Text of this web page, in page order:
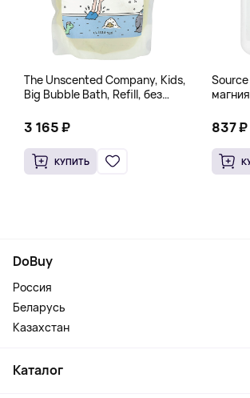
The Unscented Company, Kids,
Big Bubble Bath, Refill, без
Унции)
3 165 ₽
КУПИТЬ
837 ₽
DoBuy
Россия
Беларусь
Казахстан
Каталог